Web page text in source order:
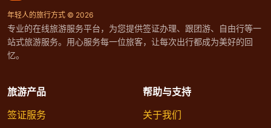
年轻人的旅行方式 © 2026
专业的在线旅游服务平台，为您提供签证办理、跟团游、自由行等一
站式旅游服务。用心服务每一位旅客，让每次出行都成为美好的回
忆。
旅游产品
签证服务
帮助与支持
关于我们